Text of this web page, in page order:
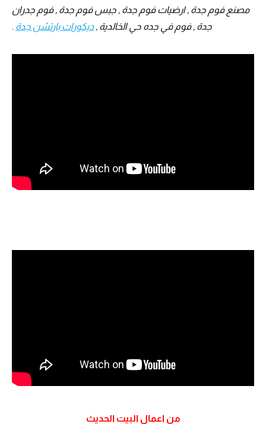
مصنع فوم جدة , ارضيات فوم جدة , جبس فوم جدة , فوم جدران
جدة , فوم في جده حي الخالدية ,ديكورات بارتشن جدة .
من اعمال البيت الحديث